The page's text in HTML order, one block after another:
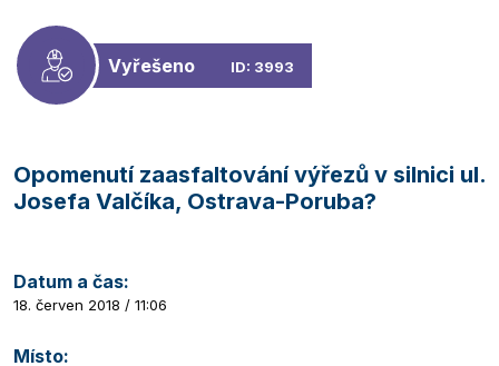
Vyřešeno ID: 3993
Opomenutí zaasfaltování výřezů v silnici ul.
Josefa Valčíka, Ostrava-Poruba?
Datum a čas:
18. červen 2018 / 11:06
Místo: